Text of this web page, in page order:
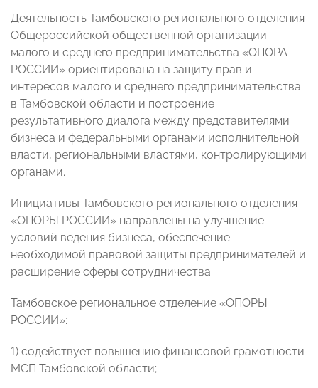
Деятельность Тамбовского регионального отделения
Общероссийской общественной организации
малого и среднего предпринимательства «ОПОРА
РОССИИ» ориентирована на защиту прав и
интересов малого и среднего предпринимательства
в Тамбовской области и построение
результативного диалога между представителями
бизнеса и федеральными органами исполнительной
власти, региональными властями, контролирующими
органами.
Инициативы Тамбовского регионального отделения
«ОПОРЫ РОССИИ» направлены на улучшение
условий ведения бизнеса, обеспечение
необходимой правовой защиты предпринимателей и
расширение сферы сотрудничества.
Тамбовское региональное отделение «ОПОРЫ
РОССИИ»:
1) содействует повышению финансовой грамотности
МСП Тамбовской области;